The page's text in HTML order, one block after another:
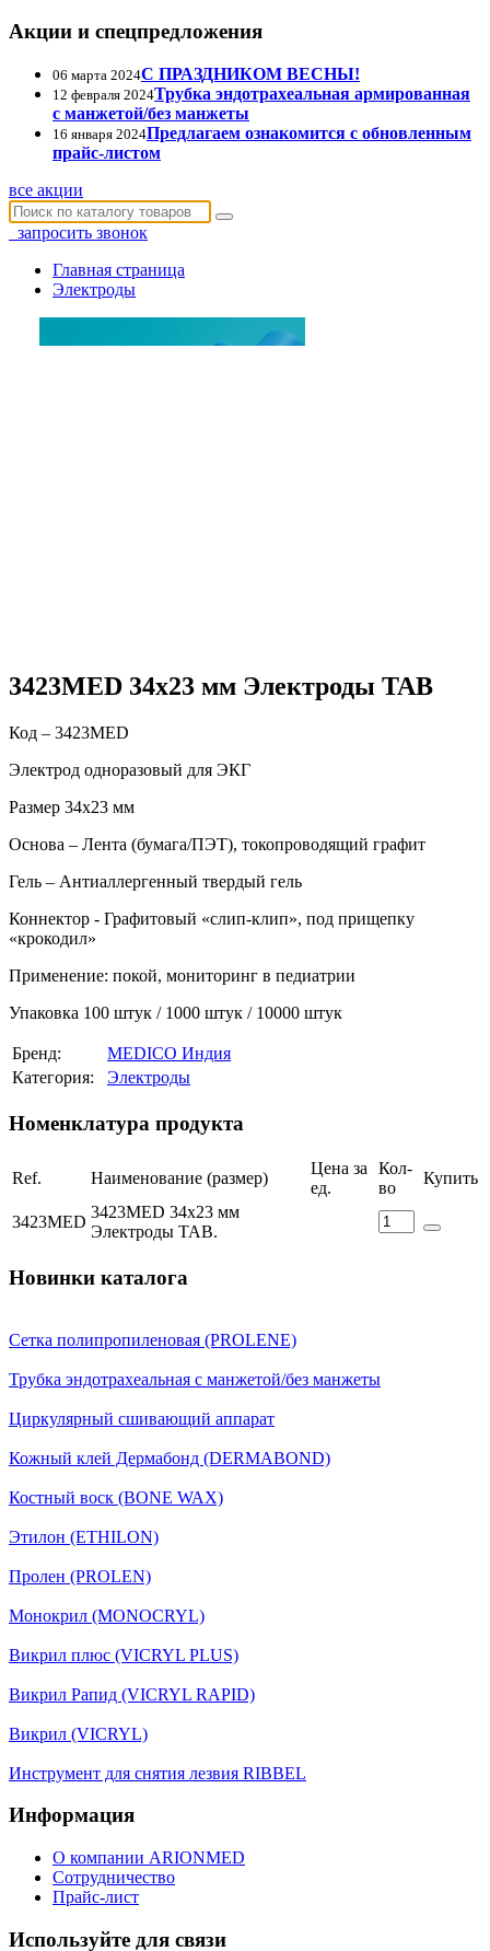
Акции и спецпредложения
06 марта 2024С ПРАЗДНИКОМ ВЕСНЫ!
12 февраля 2024Трубка эндотрахеальная армированная
с манжетой/без манжеты
16 января 2024Предлагаем ознакомится с обновленным
прайс-листом
все акции
запросить звонок
Главная страница
Электроды
3423MED 34х23 мм Электроды TAB
Код – 3423MED
Электрод одноразовый для ЭКГ
Размер 34х23 мм
Основа – Лента (бумага/ПЭТ), токопроводящий графит
Гель – Антиаллергенный твердый гель
Коннектор - Графитовый «слип-клип», под прищепку
«крокодил»
Применение: покой, мониторинг в педиатрии
Упаковка 100 штук / 1000 штук / 10000 штук
Бренд:
MEDICO Индия
Категория:
Электроды
Номенклатура продукта
Ref. Наименование (размер)
Цена за
ед.
Кол-
во
Купить
3423MED
3423MED 34х23 мм
Электроды TAB.
Новинки каталога
Сетка полипропиленовая (PROLENE)
Трубка эндотрахеальная с манжетой/без манжеты
Циркулярный сшивающий аппарат
Кожный клей Дермабонд (DERMABOND)
Костный воск (BONE WAX)
Этилон (ETHILON)
Пролен (PROLEN)
Монокрил (MONOCRYL)
Викрил плюс (VICRYL PLUS)
Викрил Рапид (VICRYL RAPID)
Викрил (VICRYL)
Инструмент для снятия лезвия RIBBEL
Информация
О компании ARIONMED
Сотрудничество
Прайс-лист
Используйте для связи